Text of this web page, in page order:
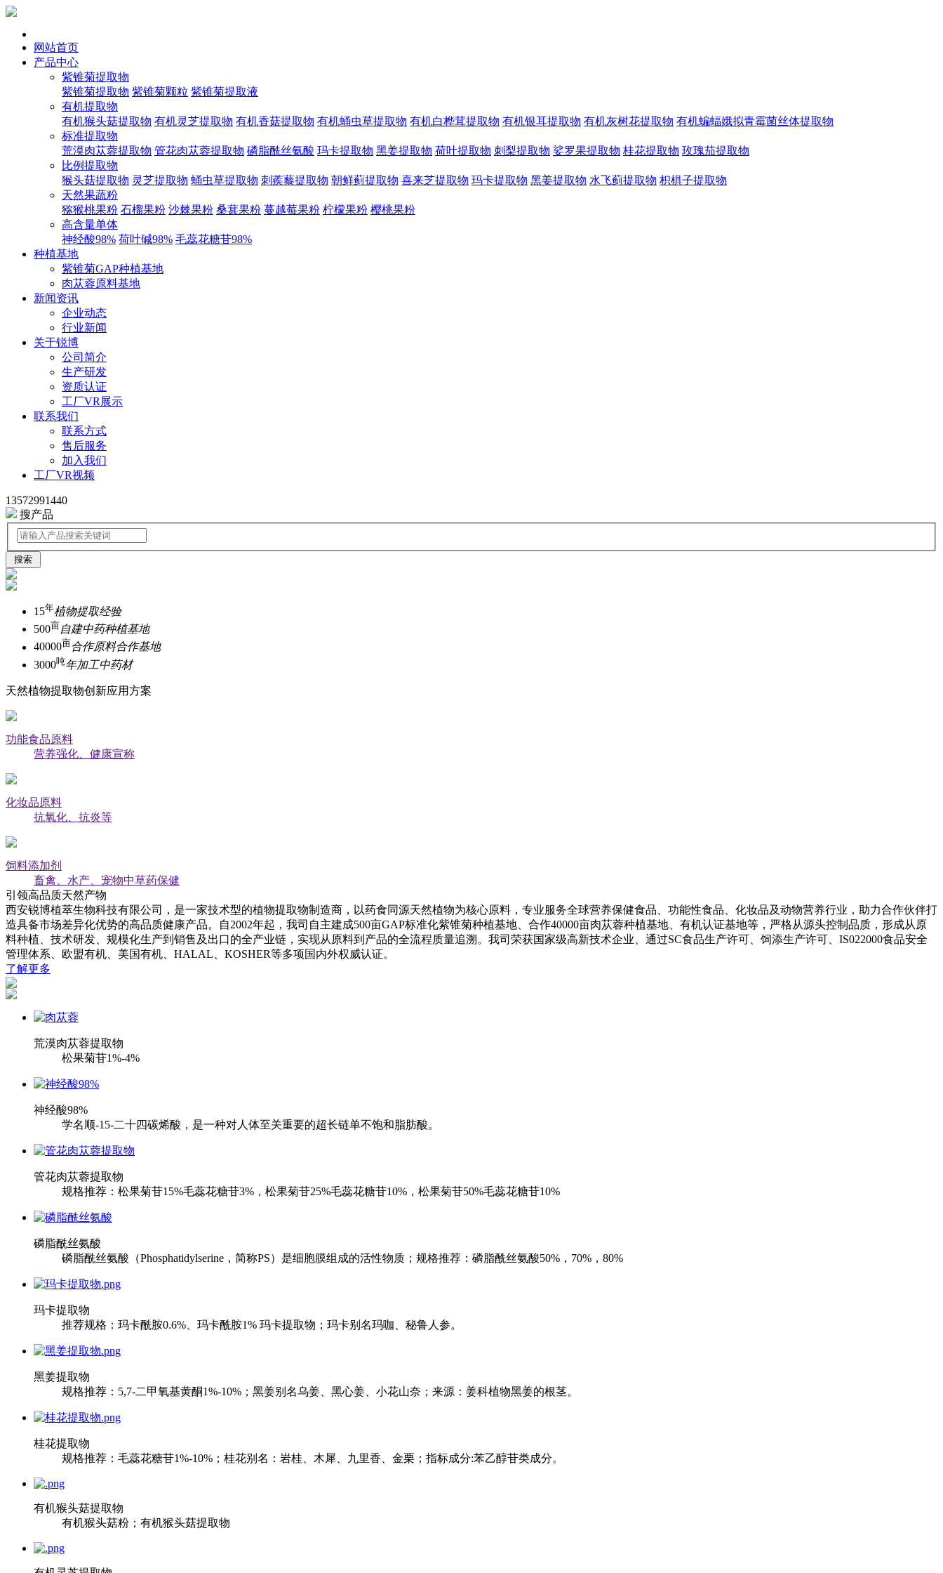
网站首页
产品中心
紫锥菊提取物
紫锥菊提取物 紫锥菊颗粒 紫锥菊提取液
有机提取物
有机猴头菇提取物 有机灵芝提取物 有机香菇提取物 有机蛹虫草提取物 有机白桦茸提取物 有机银耳提取物 有机灰树花提取物 有机蝙蝠娥拟青霉菌丝体提取物
标准提取物
荒漠肉苁蓉提取物 管花肉苁蓉提取物 磷脂酰丝氨酸 玛卡提取物 黑姜提取物 荷叶提取物 刺梨提取物 娑罗果提取物 桂花提取物 玫瑰茄提取物
比例提取物
猴头菇提取物 灵芝提取物 蛹虫草提取物 刺蒺藜提取物 朝鲜蓟提取物 喜来芝提取物 玛卡提取物 黑姜提取物 水飞蓟提取物 枳椇子提取物
天然果蔬粉
猕猴桃果粉 石榴果粉 沙棘果粉 桑葚果粉 蔓越莓果粉 柠檬果粉 樱桃果粉
高含量单体
神经酸98% 荷叶碱98% 毛蕊花糖苷98%
种植基地
紫锥菊GAP种植基地
肉苁蓉原料基地
新闻资讯
企业动态
行业新闻
关于锐博
公司简介
生产研发
资质认证
工厂VR展示
联系我们
联系方式
售后服务
加入我们
工厂VR视频
13572991440
搜产品
15年植物提取经验
500亩自建中药种植基地
40000亩合作原料合作基地
3000吨年加工中药材
天然植物提取物创新应用方案
功能食品原料
营养强化、健康宣称
化妆品原料
抗氧化、抗炎等
饲料添加剂
畜禽、水产、宠物中草药保健
引领高品质天然产物
西安锐博植萃生物科技有限公司，是一家技术型的植物提取物制造商，以药食同源天然植物为核心原料，专业服务全球营养保健食品、功能性食品、化妆品及动物营养行业，助力合作伙伴打
造具备市场差异化优势的高品质健康产品。自2002年起，我司自主建成500亩GAP标准化紫锥菊种植基地、合作40000亩肉苁蓉种植基地、有机认证基地等，严格从源头控制品质，形成从原
料种植、技术研发、规模化生产到销售及出口的全产业链，实现从原料到产品的全流程质量追溯。我司荣获国家级高新技术企业、通过SC食品生产许可、饲添生产许可、IS022000食品安全
管理体系、欧盟有机、美国有机、HALAL、KOSHER等多项国内外权威认证。
了解更多
荒漠肉苁蓉提取物
松果菊苷1%-4%
神经酸98%
学名顺-15-二十四碳烯酸，是一种对人体至关重要的超长链单不饱和脂肪酸。
管花肉苁蓉提取物
规格推荐：松果菊苷15%毛蕊花糖苷3%，松果菊苷25%毛蕊花糖苷10%，松果菊苷50%毛蕊花糖苷10%
磷脂酰丝氨酸
磷脂酰丝氨酸（Phosphatidylserine，简称PS）是细胞膜组成的活性物质；规格推荐：磷脂酰丝氨酸50%，70%，80%
玛卡提取物
推荐规格：玛卡酰胺0.6%、玛卡酰胺1% 玛卡提取物；玛卡别名玛咖、秘鲁人参。
黑姜提取物
规格推荐：5,7-二甲氧基黄酮1%-10%；黑姜别名乌姜、黑心姜、小花山奈；来源：姜科植物黑姜的根茎。
桂花提取物
规格推荐：毛蕊花糖苷1%-10%；桂花别名：岩桂、木犀、九里香、金栗；指标成分:苯乙醇苷类成分。
有机猴头菇提取物
​有机猴头菇粉；有机猴头菇提取物